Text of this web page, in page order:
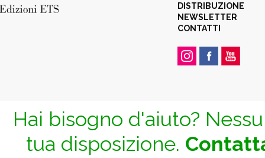
DISTRIBUZIONE
NEWSLETTER
CONTATTI
Hai bisogno d'aiuto?
tua disposizione.